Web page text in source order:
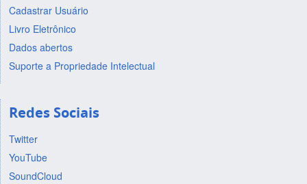
Cadastrar Usuário
Livro Eletrônico
Dados abertos
Suporte a Propriedade Intelectual
Redes Sociais
Twitter
YouTube
SoundCloud